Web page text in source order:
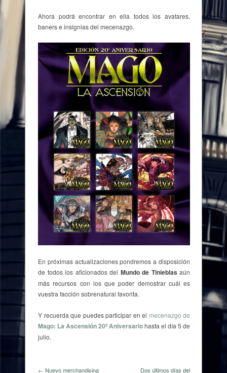
Ahora podrá encontrar en ella todos los avatares,
baners e insignias del mecenazgo.
En próximas actualizaciones pondremos a disposición
de todos los aficionados del Mundo de Tinieblas aún
más recursos con los que poder demostrar cuál es
vuestra facción sobrenatural favorita.
Y recuerda que puedes participar en el mecenazgo de
Mago: La Ascensión 20º Aniversariohasta el día 5 de
julio.
← Nuevo merchandising Dos últimos días del